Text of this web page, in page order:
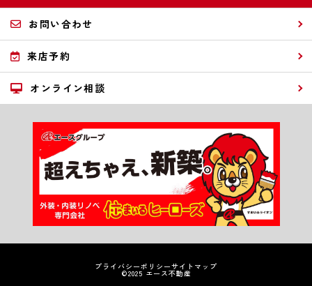
お問い合わせ
来店予約
オンライン相談
プライバシーポリシーサイトマップ
©2025 エース不動産